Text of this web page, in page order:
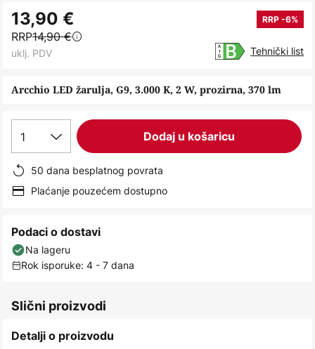
to
the
beginning
the
Arcchio LED žarulja, G9, 3.000 K, 2 W, prozirna, 370 lm
13,90 € RRP -6%
RRP14,90 €
uklj. PDV Tehnički list
1 Dodaj u košaricu
50 dana besplatnog povrata
Plaćanje pouzećem dostupno
Podaci o dostavi
Na lageru
Rok isporuke: 4 - 7 dana
Slični proizvodi
Detalji o proizvodu